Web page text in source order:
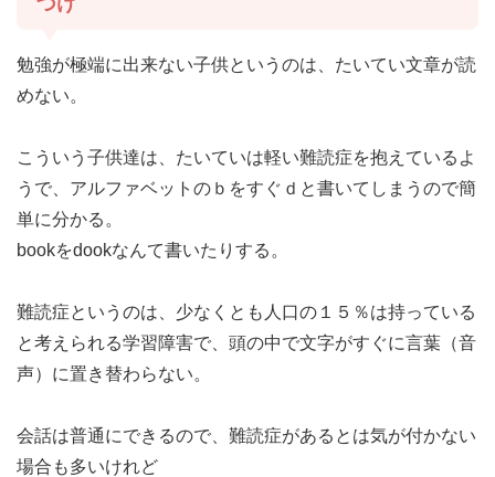
勉強が極端に出来ない子供というのは、たいてい文章が読
めない。
こういう子供達は、たいていは軽い難読症を抱えているよ
うで、アルファベットのｂをすぐｄと書いてしまうので簡
単に分かる。
bookをdookなんて書いたりする。
難読症というのは、少なくとも人口の１５％は持っている
と考えられる学習障害で、頭の中で文字がすぐに言葉（音
声）に置き替わらない。
会話は普通にできるので、難読症があるとは気が付かない
場合も多いけれど